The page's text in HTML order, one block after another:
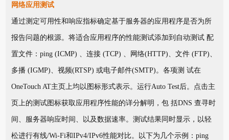
网络应用测试
通过测定可用性和响应指标确定基于服务器的应用程序是否为所
报告问题的根源。将适合应用程序的性能测试添加到自动测试 配
置文件：ping (ICMP) 、连接 (TCP) 、网络(HTTP)、文件 (FTP)、
多播 (IGMP)、视频(RTSP) 或电子邮件(SMTP)。各项测 试在
OneTouch AT主页上均以图标形式表示。运行Auto Test后。点击主
页上的测试图标获取应用程序性能的详分解明，包 括DNS 查寻时
间、服务器响应时间、以及数据速率。测试结果同时显示，以轻
松进行有线/Wi-Fi和IPv4/IPv6性能对比。以下为几个示例：ping